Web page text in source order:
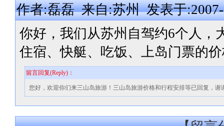
作者:磊磊 来自:苏州 发表于
你好，我们从苏州自驾约6个人，
住宿、快艇、吃饭、上岛门票的
留言回复(Reply)：
您好，欢迎你们来三山岛旅游！三山岛旅游价格和行程安排等已回复，谢